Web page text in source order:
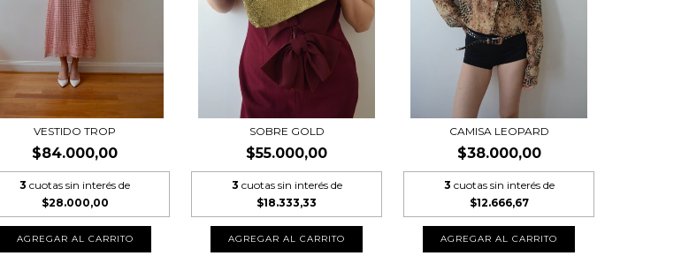
VESTIDO TROP
$84.000,00
3 cuotas sin interés de
$28.000,00
SOBRE GOLD
$55.000,00
3 cuotas sin interés de
$18.333,33
CAMISA LEOPARD
$38.000,00
3 cuotas sin interés de
$12.666,67